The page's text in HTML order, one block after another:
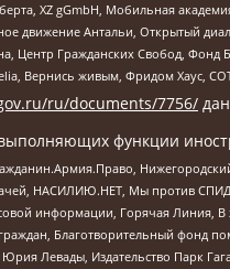
XZ gGmbH, Мобильная
движение Антальи, Открытый
Центр Гражданских Свобод, Фонд
Вернись живым, Фридом Хаус,
ru/documents/7756/
функции
НАСИЛИЮ.НЕТ, Мы против
информации, Горячая
Благотворительный фонд
Левады, Издательство Парк